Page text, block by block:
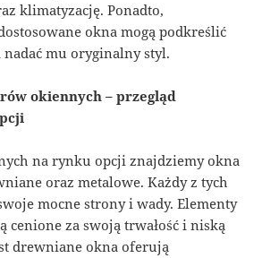
klimatyzację. Ponadto,
okna mogą podkreślić
mu oryginalny styl.
okiennych – przegląd
na rynku opcji znajdziemy okna
oraz metalowe. Każdy z tych
mocne strony i wady. Elementy
cenione za swoją trwałość i niską
drewniane okna oferują